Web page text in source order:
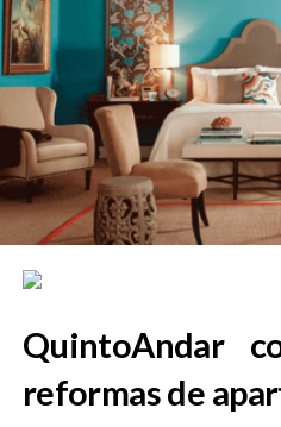
QuintoAndar
reformas de